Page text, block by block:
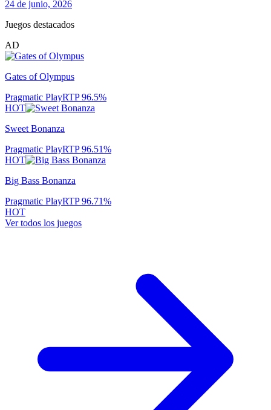
24 de junio, 2026
Juegos destacados
AD
Gates of Olympus
Pragmatic PlayRTP96.5%
HOT
Sweet Bonanza
Pragmatic PlayRTP96.51%
HOT
Big Bass Bonanza
Pragmatic PlayRTP96.71%
HOT
Ver todos los juegos